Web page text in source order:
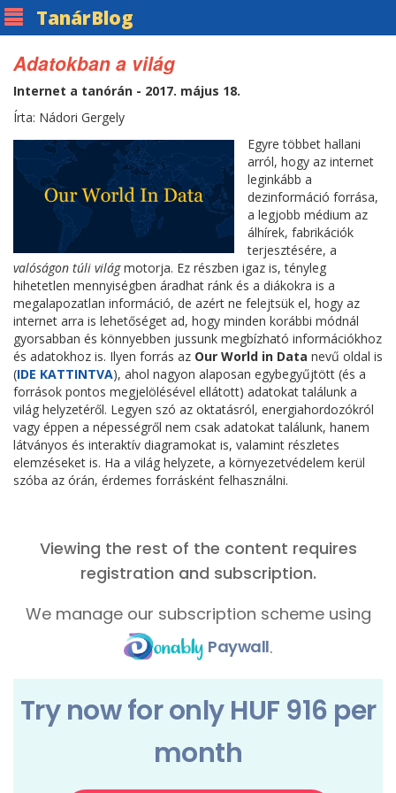
TanárBlog
Adatokban a világ
Internet a tanórán - 2017. május 18.
Írta: Nádori Gergely
Egyre többet hallani
arról, hogy az internet
leginkább a
dezinformáció forrása,
a legjobb médium az
álhírek, fabrikációk
terjesztésére, a
valóságon túli világmotorja. Ez részben igaz is, tényleg
hihetetlen mennyiségben áradhat ránk és a diákokra is a
megalapozatlan információ, de azért ne felejtsük el, hogy az
internet arra is lehetőséget ad, hogy minden korábbi módnál
gyorsabban és könnyebben jussunk megbízható információkhoz
és adatokhoz is. Ilyen forrás az Our World in Data nevű oldal is
(IDE KATTINTVA), ahol nagyon alaposan egybegyűjtött (és a
források pontos megjelölésével ellátott) adatokat találunk a
világ helyzetéről. Legyen szó az oktatásról, energiahordozókról
vagy éppen a népességről nem csak adatokat találunk, hanem
látványos és interaktív diagramokat is, valamint részletes
elemzéseket is. Ha a világ helyzete, a környezetvédelem kerül
szóba az órán, érdemes forrásként felhasználni.